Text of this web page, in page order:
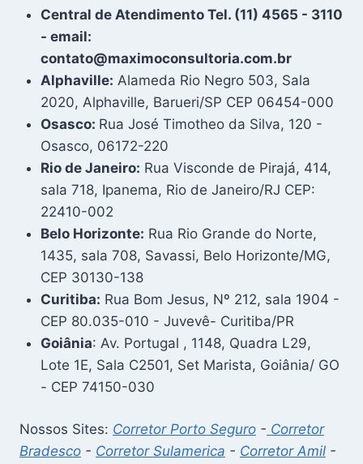
Central de Atendimento Tel. (11) 4565 - 3110
- email:
contato@maximoconsultoria.com.br
Alphaville: Alameda Rio Negro 503, Sala
2020, Alphaville, Barueri/SP CEP 06454-000
Osasco: Rua José Timotheo da Silva, 120 -
Osasco, 06172-220
Rio de Janeiro: Rua Visconde de Pirajá, 414,
sala 718, Ipanema, Rio de Janeiro/RJ CEP:
22410-002
Belo Horizonte: Rua Rio Grande do Norte,
1435, sala 708, Savassi, Belo Horizonte/MG,
CEP 30130-138
Curitiba: Rua Bom Jesus, Nº 212, sala 1904 -
CEP 80.035-010 - Juvevê- Curitiba/PR
Goiânia: Av. Portugal , 1148, Quadra L29,
Lote 1E, Sala C2501, Set Marista, Goiânia/ GO
- CEP 74150-030
Nossos Sites: Corretor Porto Seguro - Corretor
Bradesco - Corretor Sulamerica - Corretor Amil -